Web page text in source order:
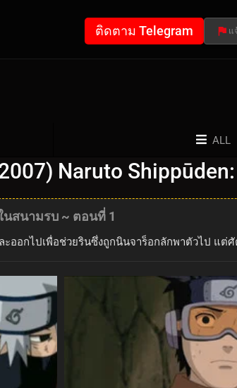
ติดตาม Telegram แ
ALL
Naruto
สนามรบ ~ ตอนที่ 1
ออกไปเพื่อช่วยรินซึ่งถูกนินจาร็อกลักพาตัวไป แ